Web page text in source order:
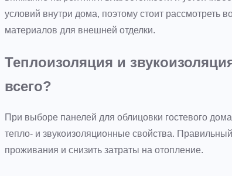
условий внутри дома, поэтому стоит
материалов для внешней отделки.
Теплоизоляция и
всего?
При выборе панелей для облицовки гостевого
тепло- и звукоизоляционные свойства.
проживания и снизить затраты на отопление.